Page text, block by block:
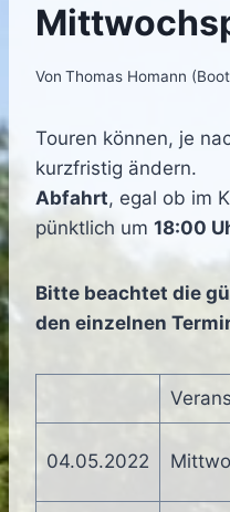
Von Thomas Homann
Touren können, je
kurzfristig ändern.
Abfahrt, egal ob im
pünktlich um 18:00
Bitte beachtet die
den einzelnen
04.05.2022